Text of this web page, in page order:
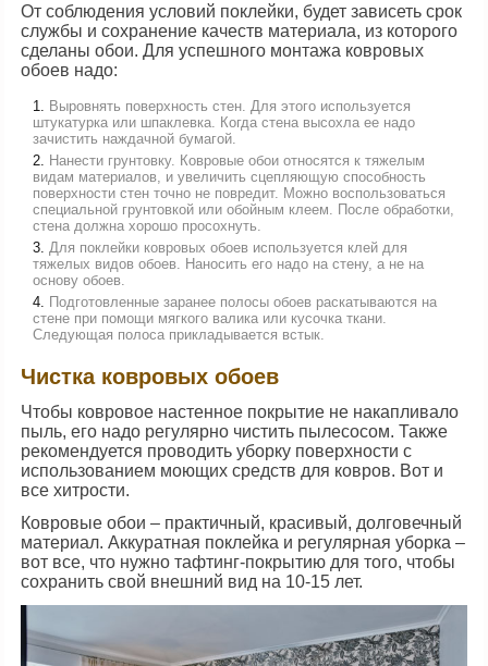
От соблюдения условий поклейки, будет зависеть срок
службы и сохранение качеств материала, из которого
сделаны обои. Для успешного монтажа ковровых
обоев надо:
Выровнять поверхность стен. Для этого используется
штукатурка или шпаклевка. Когда стена высохла ее надо
зачистить наждачной бумагой.
Нанести грунтовку. Ковровые обои относятся к тяжелым
видам материалов, и увеличить сцепляющую способность
поверхности стен точно не повредит. Можно воспользоваться
специальной грунтовкой или обойным клеем. После обработки,
стена должна хорошо просохнуть.
Для поклейки ковровых обоев используется клей для
тяжелых видов обоев. Наносить его надо на стену, а не на
основу обоев.
Подготовленные заранее полосы обоев раскатываются на
стене при помощи мягкого валика или кусочка ткани.
Следующая полоса прикладывается встык.
Чистка ковровых обоев
Чтобы ковровое настенное покрытие не накапливало
пыль, его надо регулярно чистить пылесосом. Также
рекомендуется проводить уборку поверхности с
использованием моющих средств для ковров. Вот и
все хитрости.
Ковровые обои – практичный, красивый, долговечный
материал. Аккуратная поклейка и регулярная уборка –
вот все, что нужно тафтинг-покрытию для того, чтобы
сохранить свой внешний вид на 10-15 лет.